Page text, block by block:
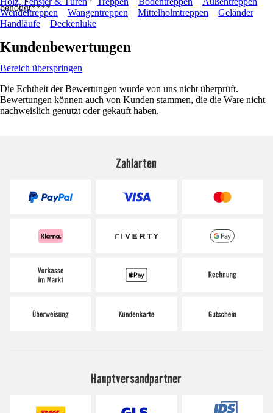
benötigt****
Wendeltreppen
Wangentreppen Mittelholmtreppen
Geländer
Handläufe
Deckenluke
Kundenbewertungen
Bereich überspringen
Die Echtheit der Bewertungen wurde von uns nicht überprüft.
Bewertungen können auch von Kunden stammen, die die Ware nicht
nachweislich genutzt oder gekauft haben.
Zahlarten
Hauptversandpartner